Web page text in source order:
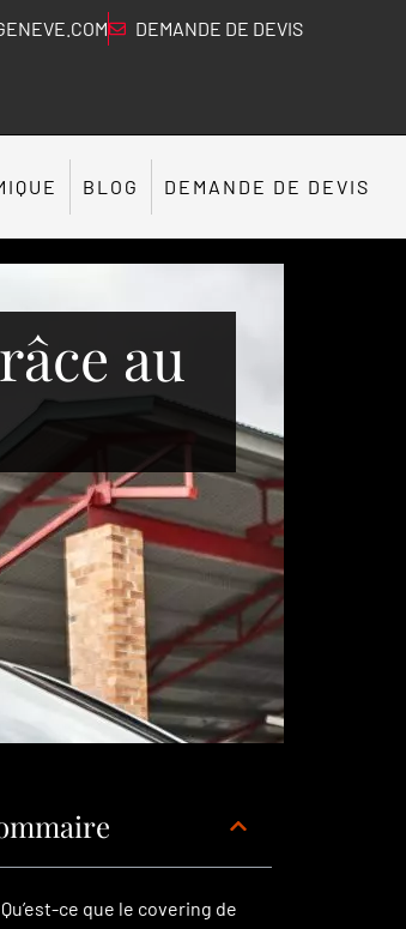
DEMANDE DE DEVIS
BLOG DEMANDE DE DEVIS
au
Qu’est-ce que le covering de